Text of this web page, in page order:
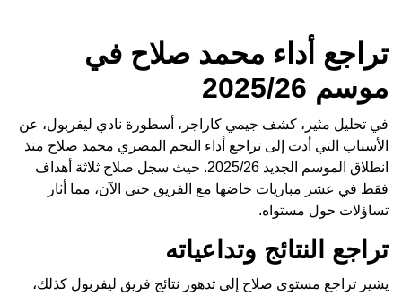
تراجع أداء محمد صلاح في
موسم 2025/26
في تحليل مثير، كشف جيمي كاراجر، أسطورة نادي ليفربول، عن
الأسباب التي أدت إلى تراجع أداء النجم المصري محمد صلاح منذ
انطلاق الموسم الجديد 2025/26. حيث سجل صلاح ثلاثة أهداف
فقط في عشر مباريات خاضها مع الفريق حتى الآن، مما أثار
تساؤلات حول مستواه.
تراجع النتائج وتداعياته
يشير تراجع مستوى صلاح إلى تدهور نتائج فريق ليفربول كذلك،